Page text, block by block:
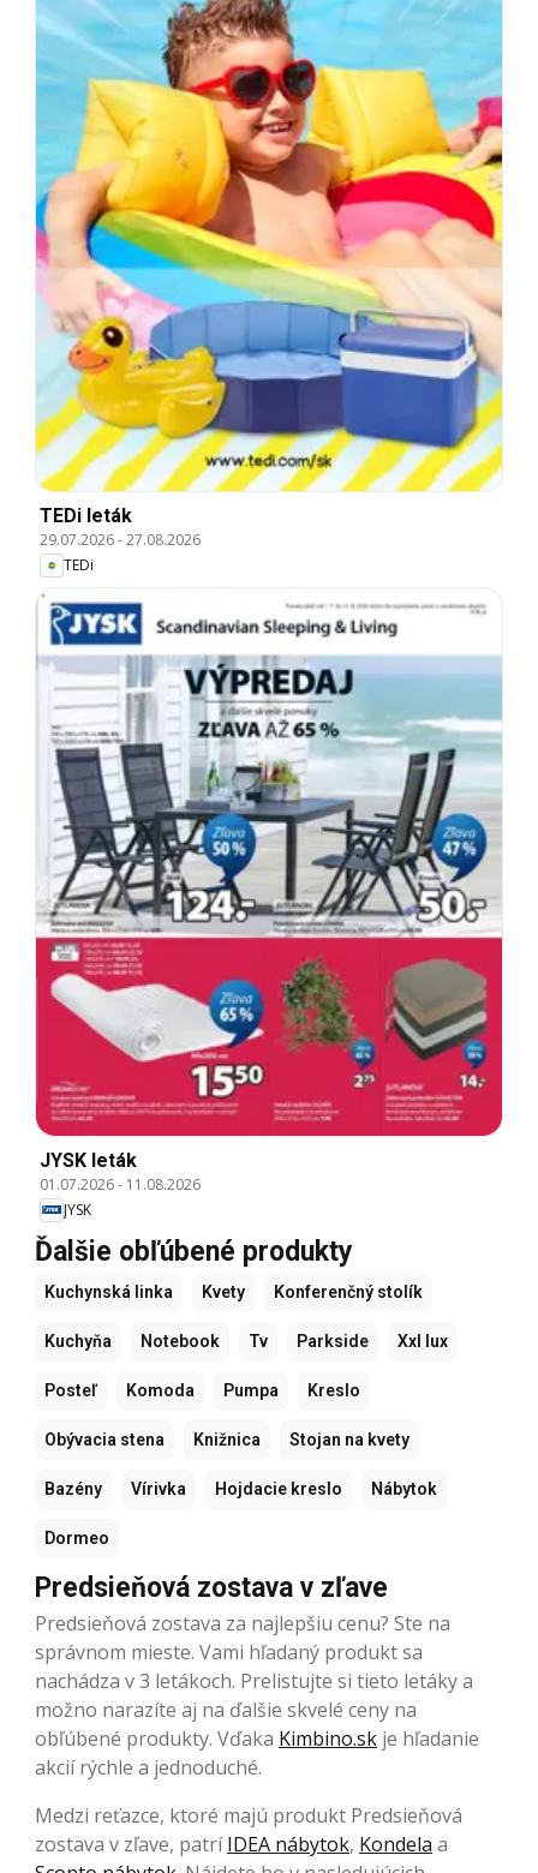
TEDi leták
29.07.2026-27.08.2026
TEDi
JYSK leták
01.07.2026- 11.08.2026
JYSK
Ďalšie obľúbené produkty
Kuchynská linka Kvety Konferenčný stolík
Kuchyňa Notebook Tv Parkside Xxl lux
Posteľ Komoda Pumpa Kreslo
Obývacia stena Knižnica Stojan na kvety
Bazény Vírivka Hojdacie kreslo Nábytok
Dormeo
Predsieňová zostava v zľave
Predsieňová zostava za najlepšiu cenu? Ste na
správnom mieste. Vami hľadaný produkt sa
nachádza v 3 letákoch. Prelistujte si tieto letáky a
možno narazíte aj na ďalšie skvelé ceny na
obľúbené produkty. Vďaka Kimbino.sk je hľadanie
akcií rýchle a jednoduché.
Medzi reťazce, ktoré majú produkt Predsieňová
zostava v zľave, patríIDEA nábytok, Kondela a